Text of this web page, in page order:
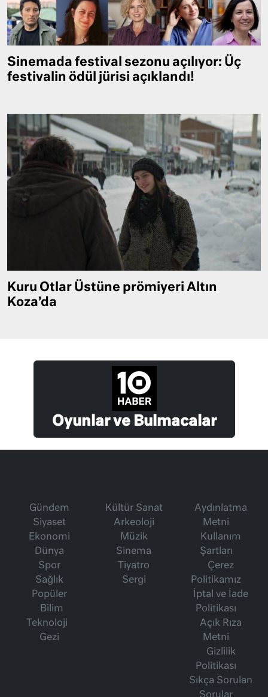
Sinemada festival sezonu açılıyor: Üç
festivalin ödül jürisi açıklandı!
Kuru Otlar Üstüne prömiyeri Altın
Koza’da
Oyunlar ve Bulmacalar
Gündem
Siyaset
Ekonomi
Dünya
Spor
Sağlık
Popüler
Bilim
Teknoloji
Gezi
Kültür Sanat
Arkeoloji
Müzik
Sinema
Tiyatro
Sergi
Aydınlatma
Metni
Kullanım
Şartları
Çerez
Politikamız
İptal ve İade
Politikası
Açık Rıza
Metni
Gizlilik
Politikası
Sıkça Sorulan